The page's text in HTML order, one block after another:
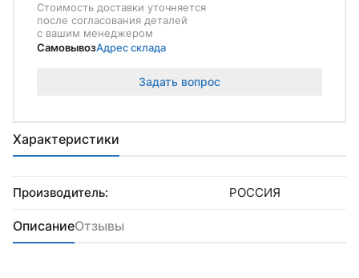
Характеристики
Производитель: РОССИЯ
Стоимость доставки уточняется
после согласования деталей
с вашим менеджером
СамовывозАдрес склада
Задать вопрос
ОписаниеОтзывы